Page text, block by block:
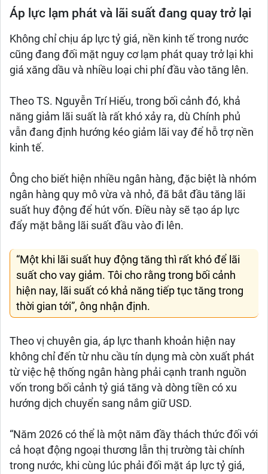
Áp lực lạm phát và lãi suất đang quay trở lại
Không chỉ chịu áp lực tỷ giá, nền kinh tế trong nước
cũng đang đối mặt nguy cơ lạm phát quay trở lại khi
giá xăng dầu và nhiều loại chi phí đầu vào tăng lên.
Theo TS. Nguyễn Trí Hiếu, trong bối cảnh đó, khả
năng giảm lãi suất là rất khó xảy ra, dù Chính phủ
vẫn đang định hướng kéo giảm lãi vay để hỗ trợ nền
kinh tế.
Ông cho biết hiện nhiều ngân hàng, đặc biệt là nhóm
ngân hàng quy mô vừa và nhỏ, đã bắt đầu tăng lãi
suất huy động để hút vốn. Điều này sẽ tạo áp lực
đẩy mặt bằng lãi suất đầu vào đi lên.
“Một khi lãi suất huy động tăng thì rất khó để lãi
suất cho vay giảm. Tôi cho rằng trong bối cảnh
hiện nay, lãi suất có khả năng tiếp tục tăng trong
thời gian tới”, ông nhận định.
Theo vị chuyên gia, áp lực thanh khoản hiện nay
không chỉ đến từ nhu cầu tín dụng mà còn xuất phát
từ việc hệ thống ngân hàng phải cạnh tranh nguồn
vốn trong bối cảnh tỷ giá tăng và dòng tiền có xu
hướng dịch chuyển sang nắm giữ USD.
“Năm 2026 có thể là một năm đầy thách thức đối với
cả hoạt động ngoại thương lẫn thị trường tài chính
trong nước, khi cùng lúc phải đối mặt áp lực tỷ giá,